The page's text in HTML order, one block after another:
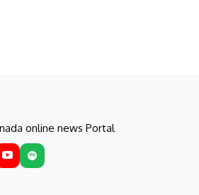
online news Portal